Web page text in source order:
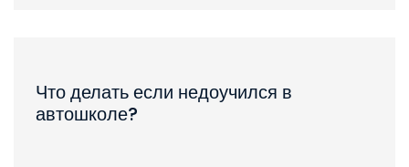
Что делать если недоучился в
автошколе?